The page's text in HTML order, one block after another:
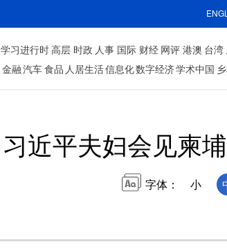
学习进行时 高层 时政 人事 国际 财经 网评 港澳 台湾
金融 汽车 食品 人居生活信息化数字经济学术中国
习近平夫妇会见柬
字体： 小